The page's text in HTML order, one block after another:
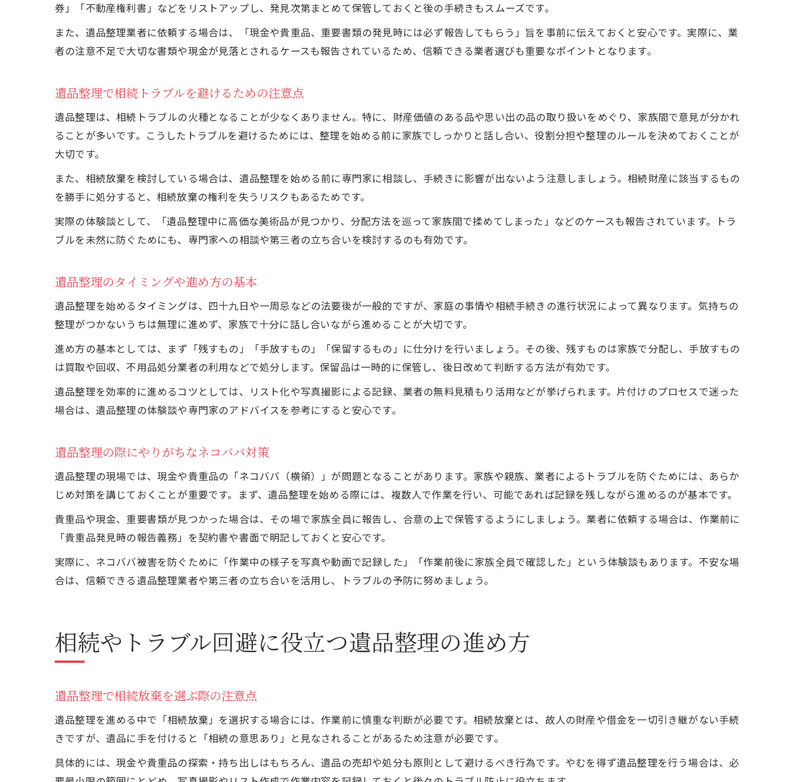
遺品整理で捨ててはいけないものの見極め方
遺品整理時に保管すべき重要な品とは
遺品整理で相続放棄や法的トラブルを防ぐリスト
実体験に学ぶ遺品整理トラブル回避術
遺品整理体験談から得られる失敗と学び
遺品整理のトラブル事例とその回避法
遺品整理で相続トラブルを防ぐ具体的行動
遺品整理で家族間の摩擦を減らす進め方
券」「不動産権利書」などをリストアップし、発見次第まとめて保管しておくと後の手続きもスムーズです。
また、遺品整理業者に依頼する場合は、「現金や貴重品、重要書類の発見時には必ず報告してもらう」旨を事前に伝えておくと安心です。実際に、業
者の注意不足で大切な書類や現金が見落とされるケースも報告されているため、信頼できる業者選びも重要なポイントとなります。
遺品整理で相続トラブルを避けるための注意点
遺品整理は、相続トラブルの火種となることが少なくありません。特に、財産価値のある品や思い出の品の取り扱いをめぐり、家族間で意見が分かれ
ることが多いです。こうしたトラブルを避けるためには、整理を始める前に家族でしっかりと話し合い、役割分担や整理のルールを決めておくことが
大切です。
また、相続放棄を検討している場合は、遺品整理を始める前に専門家に相談し、手続きに影響が出ないよう注意しましょう。相続財産に該当するもの
を勝手に処分すると、相続放棄の権利を失うリスクもあるためです。
実際の体験談として、「遺品整理中に高価な美術品が見つかり、分配方法を巡って家族間で揉めてしまった」などのケースも報告されています。トラ
ブルを未然に防ぐためにも、専門家への相談や第三者の立ち合いを検討するのも有効です。
遺品整理のタイミングや進め方の基本
遺品整理を始めるタイミングは、四十九日や一周忌などの法要後が一般的ですが、家庭の事情や相続手続きの進行状況によって異なります。気持ちの
整理がつかないうちは無理に進めず、家族で十分に話し合いながら進めることが大切です。
進め方の基本としては、まず「残すもの」「手放すもの」「保留するもの」に仕分けを行いましょう。その後、残すものは家族で分配し、手放すもの
は買取や回収、不用品処分業者の利用などで処分します。保留品は一時的に保管し、後日改めて判断する方法が有効です。
遺品整理を効率的に進めるコツとしては、リスト化や写真撮影による記録、業者の無料見積もり活用などが挙げられます。片付けのプロセスで迷った
場合は、遺品整理の体験談や専門家のアドバイスを参考にすると安心です。
遺品整理の際にやりがちなネコババ対策
遺品整理の現場では、現金や貴重品の「ネコババ（横領）」が問題となることがあります。家族や親族、業者によるトラブルを防ぐためには、あらか
じめ対策を講じておくことが重要です。まず、遺品整理を始める際には、複数人で作業を行い、可能であれば記録を残しながら進めるのが基本です。
貴重品や現金、重要書類が見つかった場合は、その場で家族全員に報告し、合意の上で保管するようにしましょう。業者に依頼する場合は、作業前に
「貴重品発見時の報告義務」を契約書や書面で明記しておくと安心です。
実際に、ネコババ被害を防ぐために「作業中の様子を写真や動画で記録した」「作業前後に家族全員で確認した」という体験談もあります。不安な場
合は、信頼できる遺品整理業者や第三者の立ち合いを活用し、トラブルの予防に努めましょう。
相続やトラブル回避に役立つ遺品整理の進め方
遺品整理で相続放棄を選ぶ際の注意点
遺品整理を進める中で「相続放棄」を選択する場合には、作業前に慎重な判断が必要です。相続放棄とは、故人の財産や借金を一切引き継がない手続
きですが、遺品に手を付けると「相続の意思あり」と見なされることがあるため注意が必要です。
具体的には、現金や貴重品の探索・持ち出しはもちろん、遺品の売却や処分も原則として避けるべき行為です。やむを得ず遺品整理を行う場合は、必
お気軽にお問い合わせください
お気軽にお問い合わせください